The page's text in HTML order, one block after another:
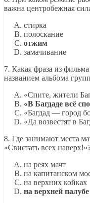
важна центробежная
стирка
полоскание
отжим
замачивание
7. Какая фраза из
названием альбома
«Спите, жители
«В Багдаде всё
«Багдад — город
«Да возвестят в
8. Где занимают места
«Свистать всех
на реях мачт
на капитанском
на верхних койках
на верхней палубе